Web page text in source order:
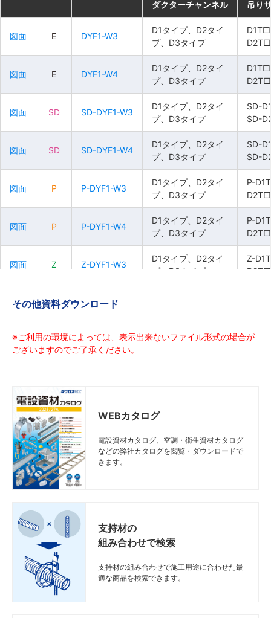
ダクターチャンネル 吊り
図面 E DYF1-W3
D1タイプ、D2タイ
プ、D3タイプ
D2T□
図面 E DYF1-W4
D1タイプ、D2タイ
プ、D3タイプ
D2T□
図面 SD SD-DYF1-W3
D1タイプ、D2タイ
プ、D3タイプ
SD-
SD-
図面 SD SD-DYF1-W4
D1タイプ、D2タイ
プ、D3タイプ
SD-
SD-
図面 P P-DYF1-W3
D1タイプ、D2タイ
プ、D3タイプ
P-
D2T□
図面 P P-DYF1-W4
D1タイプ、D2タイ
プ、D3タイプ
P-
D2T□
図面 Z Z-DYF1-W3
D1タイプ、D2タイ
プ、D3タイプ
Z-
D2T□
図面 Z Z-DYF1-W4
図面 S S-DYF1-W3
D1タイプ、D2タイ
S-
ダクターチャンネル 吊り
図面 E DYF1-W3
D1タイプ、D2タイ
プ、D3タイプ
D2T□
図面 E DYF1-W4
D1タイプ、D2タイ
プ、D3タイプ
D2T□
図面 SD SD-DYF1-W3
D1タイプ、D2タイ
プ、D3タイプ
SD-
SD-
図面 SD SD-DYF1-W4
D1タイプ、D2タイ
プ、D3タイプ
SD-
SD-
図面 P P-DYF1-W3
D1タイプ、D2タイ
プ、D3タイプ
P-
D2T□
図面 P P-DYF1-W4
D1タイプ、D2タイ
プ、D3タイプ
P-
D2T□
図面 Z Z-DYF1-W3
D1タイプ、D2タイ
プ、D3タイプ
Z-
D2T□
図面 Z Z-DYF1-W4
図面 S S-DYF1-W3
D1タイプ、D2タイ
S-
ダクターチャンネル 吊り
図面 E DYF1-W3
D1タイプ、D2タイ
プ、D3タイプ
D2T□
図面 E DYF1-W4
D1タイプ、D2タイ
プ、D3タイプ
D2T□
図面 SD SD-DYF1-W3
D1タイプ、D2タイ
プ、D3タイプ
SD-
SD-
図面 SD SD-DYF1-W4
D1タイプ、D2タイ
プ、D3タイプ
SD-
SD-
図面 P P-DYF1-W3
D1タイプ、D2タイ
プ、D3タイプ
P-
D2T□
図面 P P-DYF1-W4
D1タイプ、D2タイ
プ、D3タイプ
P-
D2T□
図面 Z Z-DYF1-W3
D1タイプ、D2タイ
プ、D3タイプ
Z-
D2T□
図面 Z Z-DYF1-W4
図面 S S-DYF1-W3
D1タイプ、D2タイ
S-
ダクターチャンネル 吊り
図面 E DYF1-W3
D1タイプ、D2タイ
プ、D3タイプ
D2T□
図面 E DYF1-W4
D1タイプ、D2タイ
プ、D3タイプ
D2T□
図面 SD SD-DYF1-W3
D1タイプ、D2タイ
プ、D3タイプ
SD-
SD-
図面 SD SD-DYF1-W4
D1タイプ、D2タイ
プ、D3タイプ
SD-
SD-
図面 P P-DYF1-W3
D1タイプ、D2タイ
プ、D3タイプ
P-
D2T□
図面 P P-DYF1-W4
D1タイプ、D2タイ
プ、D3タイプ
P-
D2T□
図面 Z Z-DYF1-W3
D1タイプ、D2タイ
プ、D3タイプ
Z-
D2T□
図面 Z Z-DYF1-W4
図面 S S-DYF1-W3
D1タイプ、D2タイ
S-
その他資料ダウンロード
※ご利用の環境によっては、表示出来ないファイル形式の場合が
ございますのでご了承ください。
WEBカタログ
電設資材カタログ、空調・衛生資材カタログ
などの弊社カタログを閲覧・ダウンロードで
きます。
支持材の
組み合わせで検索
支持材の組み合わせで施工用途に合わせた最
適な商品を検索できます。